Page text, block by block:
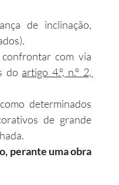
de inclinação,
com via
do artigo 4.º, n.º 2,
determinados
de grande
perante uma obra